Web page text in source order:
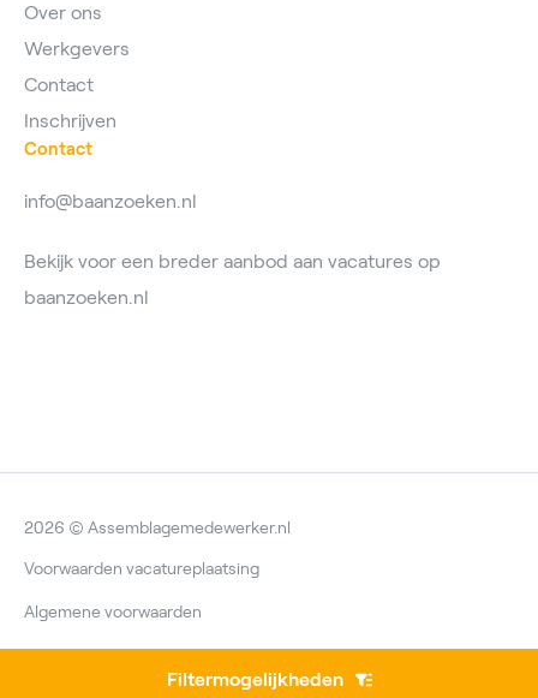
Filtermogelijkheden
Over ons
Werkgevers
Contact
Inschrijven
Contact
info@baanzoeken.nl
Bekijk voor een breder aanbod aan vacatures op
baanzoeken.nl
2026 © Assemblagemedewerker.nl
Voorwaarden vacatureplaatsing
Algemene voorwaarden
Privacyverklaring